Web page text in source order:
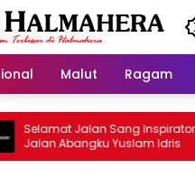
Malut Ragam
Jalan Sang Inspirator, Selamat
Abangku Yuslam Idris